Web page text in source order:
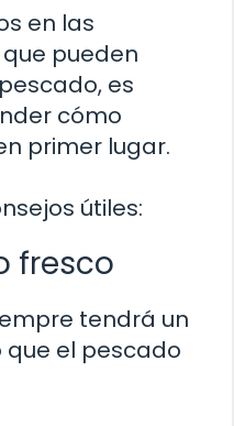
en las
pueden
es
cómo
primer lugar.
útiles:
fresco
tendrá un
el pescado